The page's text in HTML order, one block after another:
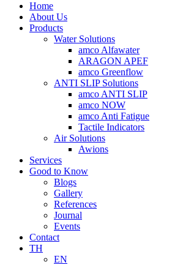
Home
About Us
Products
Water Solutions
amco Alfawater
ARAGON APEF
amco Greenflow
ANTI SLIP Solutions
amco ANTI SLIP
amco NOW
amco Anti Fatigue
Tactile Indicators
Air Solutions
Awions
Services
Good to Know
Blogs
Gallery
References
Journal
Events
Contact
TH
EN